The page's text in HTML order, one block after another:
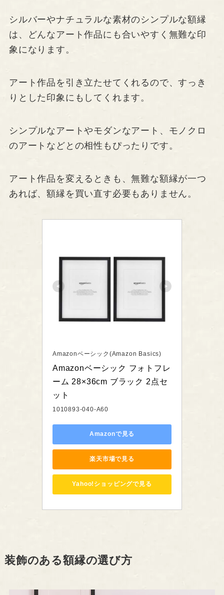
シルバーやナチュラルな素材のシンプルな額縁
は、どんなアート作品にも合いやすく無難な印
象になります。
アート作品を引き立たせてくれるので、すっき
りとした印象にもしてくれます。
シンプルなアートやモダンなアート、モノクロ
のアートなどとの相性もぴったりです。
アート作品を変えるときも、無難な額縁が一つ
あれば、額縁を買い直す必要もありません。
Amazonベーシック(Amazon Basics)
Amazonベーシック フォトフレ
ーム 28×36cm ブラック 2点セ
ット
1010893-040-A60
Amazonで見る
楽天市場で見る
Yahoo!ショッピングで見る
装飾のある額縁の選び方